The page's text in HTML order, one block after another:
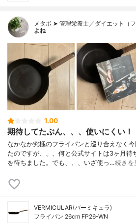
メタボ ➤ 管理栄養士／ダイエット（
よね
1.00
期待してたぶん、、、使いにくい！
なかなか究極のフライパンと巡り合えなく
たのですが、、、何と公式サイトは3ヶ月待
を待ちました。でも、、、いざ使っ…続きを
VERMICULAR(バーミキュラ)
フライパン 26cm FP26-WN